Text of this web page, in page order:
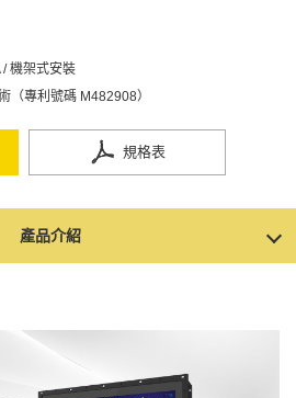
/ 機架式安裝
（專利號碼 M482908）
規格表
產品介紹